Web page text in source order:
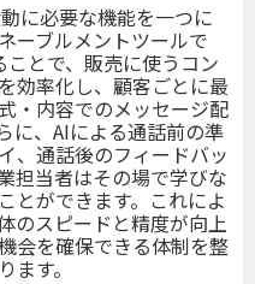
に必要な機能を一つに
ーブルメントツールで
ことで、販売に使うコン
効率化し、顧客ごとに最
・内容でのメッセージ配
に、AIによる通話前の準
、通話後のフィードバッ
担当者はその場で学びな
とができます。これによ
のスピードと精度が向上
会を確保できる体制を整
ます。